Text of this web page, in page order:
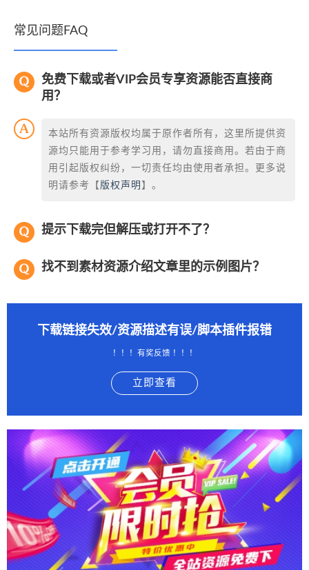
常见问题FAQ
免费下载或者VIP会员专享资源能否直接商
用？
本站所有资源版权均属于原作者所有，这里所提供资
源均只能用于参考学习用，请勿直接商用。若由于商
用引起版权纠纷，一切责任均由使用者承担。更多说
明请参考【 版权声明 】。
提示下载完但解压或打开不了？
找不到素材资源介绍文章里的示例图片？
下载链接失效/资源描述有误/脚本插件报错
！！！有奖反馈 ！！！
立即查看